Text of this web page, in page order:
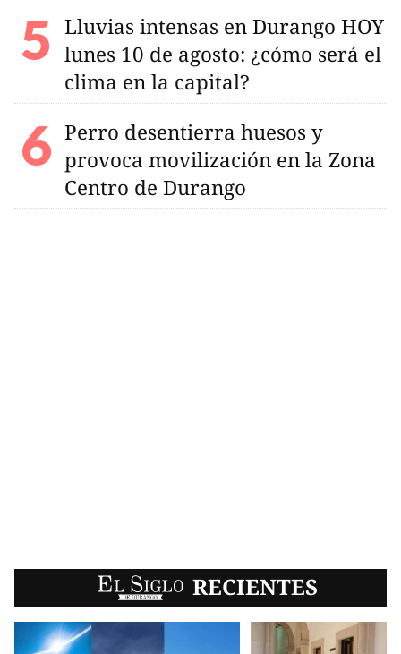
Lluvias intensas en Durango HOY
lunes 10 de agosto: ¿cómo será el
clima en la capital?
Perro desentierra huesos y
provoca movilización en la Zona
Centro de Durango
EL SIGLO RECIENTES